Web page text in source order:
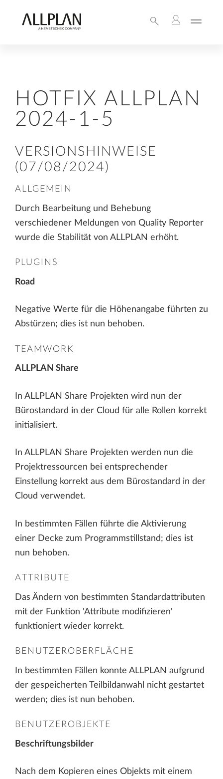
HOTFIX ALLPLAN
2024-1-5
VERSIONSHINWEISE
(07/08/2024)
ALLGEMEIN
Durch Bearbeitung und Behebung
verschiedener Meldungen von Quality Reporter
wurde die Stabilität von ALLPLAN erhöht.
PLUGINS
Road
Negative Werte für die Höhenangabe führten zu
Abstürzen; dies ist nun behoben.
TEAMWORK
ALLPLAN Share
In ALLPLAN Share Projekten wird nun der
Bürostandard in der Cloud für alle Rollen korrekt
initialisiert.
In ALLPLAN Share Projekten werden nun die
Projektressourcen bei entsprechender
Einstellung korrekt aus dem Bürostandard in der
Cloud verwendet.
In bestimmten Fällen führte die Aktivierung
einer Decke zum Programmstillstand; dies ist
nun behoben.
ATTRIBUTE
Das Ändern von bestimmten Standardattributen
mit der Funktion 'Attribute modifizieren'
funktioniert wieder korrekt.
BENUTZEROBERFLÄCHE
In bestimmten Fällen konnte ALLPLAN aufgrund
der gespeicherten Teilbildanwahl nicht gestartet
werden; dies ist nun behoben.
BENUTZEROBJEKTE
Beschriftungsbilder
Nach dem Kopieren eines Objekts mit einem